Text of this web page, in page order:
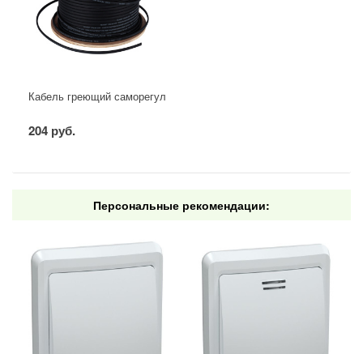
Кабель греющий саморегулирующийся для труб, водостоков,
204 руб.
Персональные рекомендации: